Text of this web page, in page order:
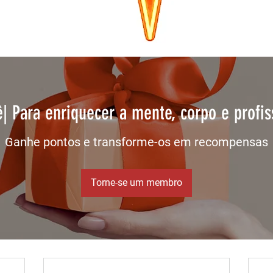
Para enriquecer a mente, corpo e
Ganhe pontos e transforme-os em recompensas
Torne-se um membro